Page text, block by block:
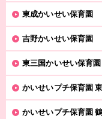
東成かいせい保育園
吉野かいせい保育園
東三国かいせい保育園
かいせいプチ保育園
かいせいプチ保育園